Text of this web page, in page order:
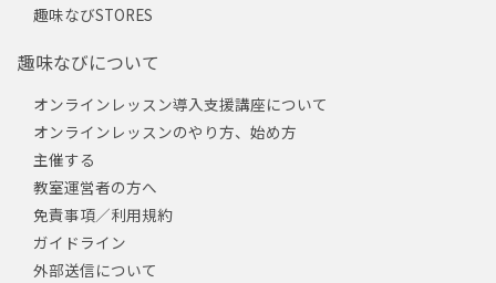
趣味なびSTORES
趣味なびについて
オンラインレッスン導入支援講座について
オンラインレッスンのやり方、始め方
主催する
教室運営者の方へ
免責事項／利用規約
ガイドライン
外部送信について